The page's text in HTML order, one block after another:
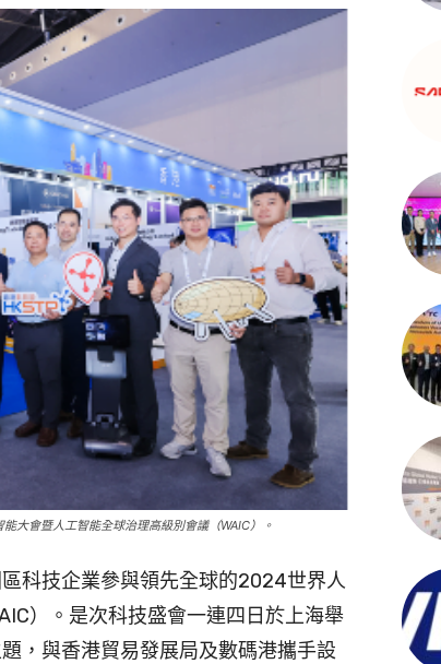
大會暨人工智能全球治理高級別會議（WAIC）。
科技企業參與領先全球的2024世界人
）。是次科技盛會一連四日於上海舉
，與香港貿易發展局及數碼港攜手設